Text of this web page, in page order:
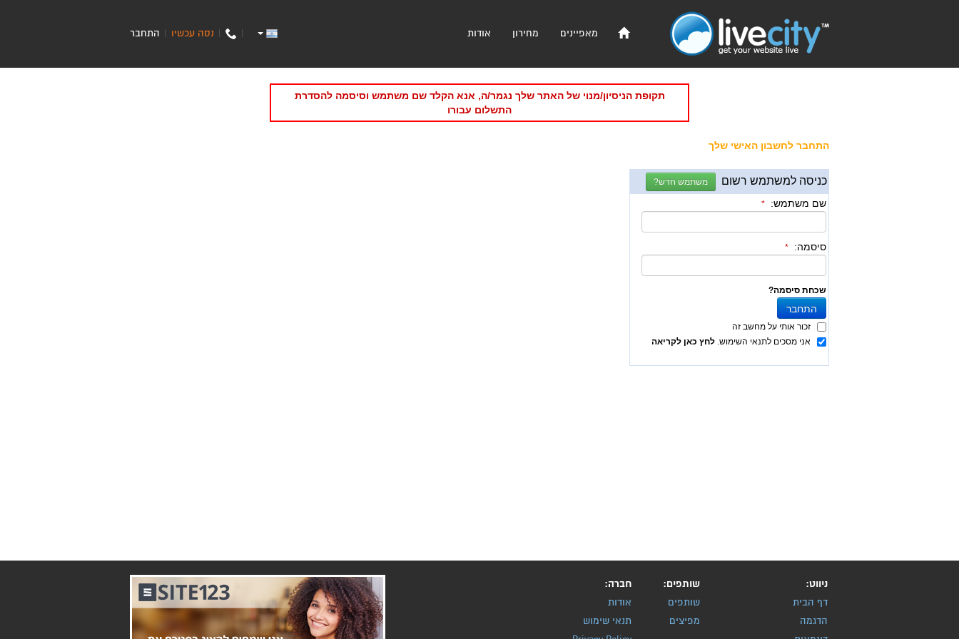
מאפיינים מחירון אודות נסה עכשיו התחבר
תקופת הניסיון/מנוי של האתר שלך נגמר/ה, אנא הקלד שם משתמש וסיסמה להסדרת
התשלום עבורו
התחבר לחשבון האישי שלך
ניווט:
דף הבית
הדגמה
שותפים:
שותפים
מפיצים
חברה:
אודות
תנאי שימוש